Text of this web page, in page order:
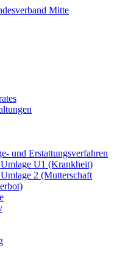
Mitte
und Erstattungsverfahren
U1 (Krankheit)
2 (Mutterschaft